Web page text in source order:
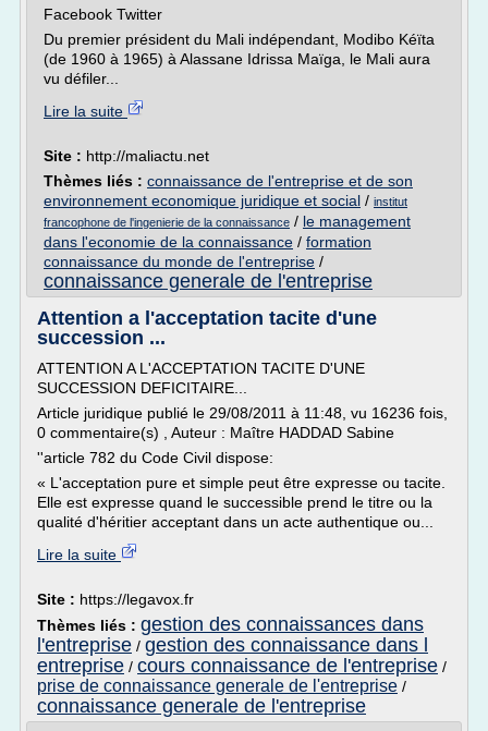
Facebook Twitter
Du premier président du Mali indépendant, Modibo Kéïta
(de 1960 à 1965) à Alassane Idrissa Maïga, le Mali aura
vu défiler...
Lire la suite
Site : http://maliactu.net
Thèmes liés : connaissance de l'entreprise et de son
environnement economique juridique et social / institut
francophone de l'ingenierie de la connaissance / le management
dans l'economie de la connaissance / formation
connaissance du monde de l'entreprise /
connaissance generale de l'entreprise
Attention a l'acceptation tacite d'une
succession ...
ATTENTION A L'ACCEPTATION TACITE D'UNE
SUCCESSION DEFICITAIRE...
Article juridique publié le 29/08/2011 à 11:48, vu 16236 fois,
0 commentaire(s) , Auteur : Maître HADDAD Sabine
''article 782 du Code Civil dispose:
« L'acceptation pure et simple peut être expresse ou tacite.
Elle est expresse quand le successible prend le titre ou la
qualité d'héritier acceptant dans un acte authentique ou...
Lire la suite
Site : https://legavox.fr
Thèmes liés : gestion des connaissances dans
l'entreprise / gestion des connaissance dans l
entreprise / cours connaissance de l'entreprise /
prise de connaissance generale de l'entreprise /
connaissance generale de l'entreprise